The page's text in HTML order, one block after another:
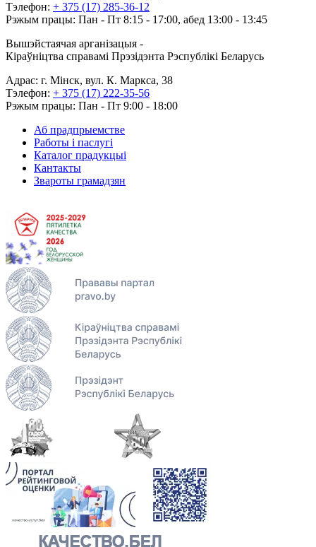
Тэлефон: + 375 (17) 285-36-12
Рэжым працы: Пан - Пт 8:15 - 17:00, абед 13:00 - 13:45
Вышэйстаячая арганізацыя -
Кіраўніцтва справамі Прэзідэнта Рэспублікі Беларусь
Адрас: г. Мінск, вул. К. Маркса, 38
Тэлефон: + 375 (17) 222-35-56
Рэжым працы: Пан - Пт 9:00 - 18:00
Аб прадпрыемстве
Работы і паслугі
Каталог прадукцыі
Кантакты
Звароты грамадзян